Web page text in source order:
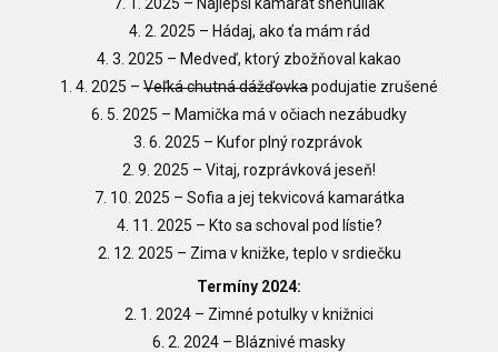
4. 2. 2025 – Hádaj, ako ťa mám rád
4. 3. 2025 – Medveď, ktorý zbožňoval kakao
1. 4. 2025 – Veľká chutná dážďovkapodujatie zrušené
6. 5. 2025 – Mamička má v očiach nezábudky
3. 6. 2025 – Kufor plný rozprávok
2. 9. 2025 – Vitaj, rozprávková jeseň!
7. 10. 2025 – Sofia a jej tekvicová kamarátka
4. 11. 2025 – Kto sa schoval pod lístie?
2. 12. 2025 – Zima v knižke, teplo v srdiečku
Termíny 2024:
2. 1. 2024 – Zimné potulky v knižnici
6. 2. 2024 – Bláznivé masky